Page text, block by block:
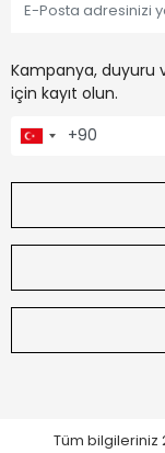
Kampanya, duyuru
için kayıt olun.
Tüm bilgileriniz